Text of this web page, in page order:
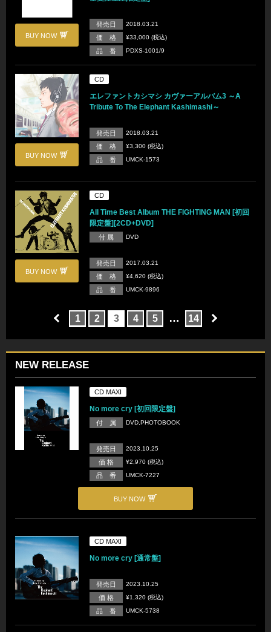
BUY NOW
発売日 2018.03.21
価 格 ¥33,000 (税込)
品 番 PDXS-1001/9
BUY NOW
CD
エレファントカシマシ カヴァーアルバム3 ～A
Tribute To The Elephant Kashimashi～
発売日 2018.03.21
価 格 ¥3,300 (税込)
品 番 UMCK-1573
BUY NOW
CD
All Time Best Album THE FIGHTING MAN [初回
限定盤][2CD+DVD]
付 属 DVD
発売日 2017.03.21
価 格 ¥4,620 (税込)
品 番 UMCK-9896
1 2 3 4 5 … 14
NEW RELEASE
CD MAXI
No more cry [初回限定盤]
付 属 DVD,PHOTOBOOK
発売日 2023.10.25
価 格 ¥2,970 (税込)
品 番 UMCK-7227
BUY NOW
CD MAXI
No more cry [通常盤]
発売日 2023.10.25
価 格 ¥1,320 (税込)
品 番 UMCK-5738